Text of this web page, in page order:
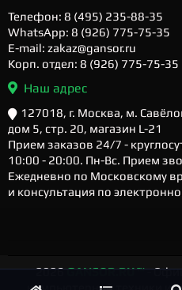
Телефон: 8 (495) 235-88-35
WhatsApp: 8 (926) 775-75-35
E-mail: zakaz@gansor.ru
Корп. отдел: 8 (926) 775-75-35
Наш адрес
127018, г. Москва, м.
дом 5, стр. 20, магазин L-21
Прием заказов 24/7 -
10:00 - 20:00. Пн-Вс. Прием
Ежедневно по Московскому
и консультация по
2026GANSOR.RU ™-
компьютерной техники и